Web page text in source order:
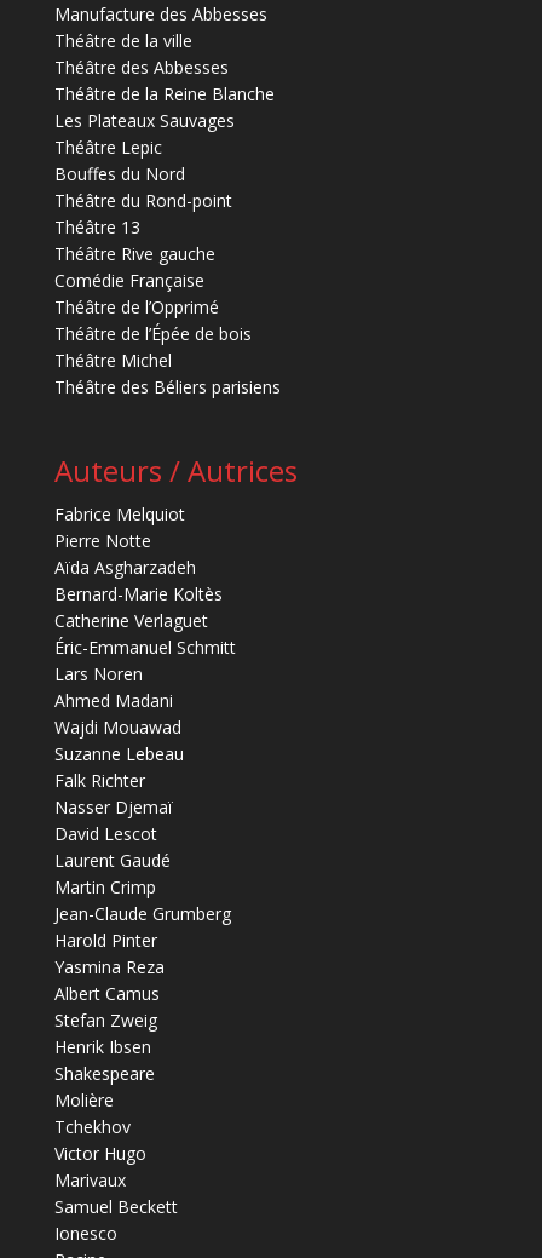
Manufacture des Abbesses
Théâtre de la ville
Théâtre des Abbesses
Théâtre de la Reine Blanche
Les Plateaux Sauvages
Théâtre Lepic
Bouffes du Nord
Théâtre du Rond-point
Théâtre 13
Théâtre Rive gauche
Comédie Française
Théâtre de l’Opprimé
Théâtre de l’Épée de bois
Théâtre Michel
Théâtre des Béliers parisiens
Auteurs / Autrices
Fabrice Melquiot
Pierre Notte
Aïda Asgharzadeh
Bernard-Marie Koltès
Catherine Verlaguet
Éric-Emmanuel Schmitt
Lars Noren
Ahmed Madani
Wajdi Mouawad
Suzanne Lebeau
Falk Richter
Nasser Djemaï
David Lescot
Laurent Gaudé
Martin Crimp
Jean-Claude Grumberg
Harold Pinter
Yasmina Reza
Albert Camus
Stefan Zweig
Henrik Ibsen
Shakespeare
Molière
Tchekhov
Victor Hugo
Marivaux
Samuel Beckett
Ionesco